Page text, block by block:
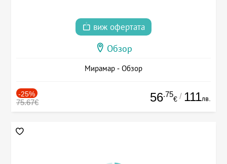
виж офертата
Обзор
Мирамар - Обзор
-25%
75.67€ 56.75
€ / 111лв.